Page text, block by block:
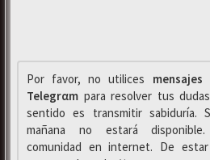
Por favor, no utilices mensajes
Telegrαm para resolver tus
sentido es transmitir sabiduría.
mañana no estará
comunidad en internet. De